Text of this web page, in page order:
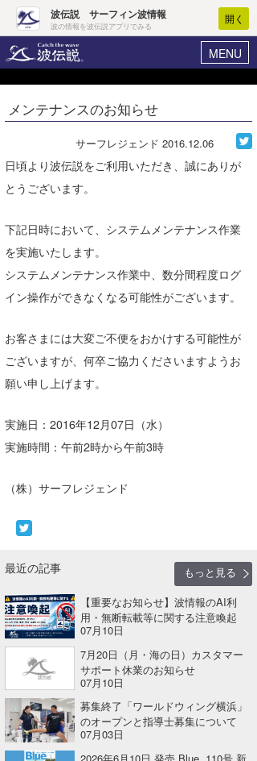
波伝説 サーフィン波情報
波の情報を波伝説アプリでみる
開く
MENU
ヘルプ マイホーム
ログイン
新規会員登録
波情報･概況
気象情報
ニュース
会員メニュー
今月のプレゼント
メンテナンスのお知らせ
サーフレジェンド 2016.12.06
日頃より波伝説をご利用いただき、誠にありが
とうございます。
下記日時において、システムメンテナンス作業
を実施いたします。
システムメンテナンス作業中、数分間程度ログ
イン操作ができなくなる可能性がございます。
お客さまには大変ご不便をおかけする可能性が
ございますが、何卒ご協力くださいますようお
願い申し上げます。
実施日：2016年12月07日（水）
実施時間：午前2時から午前3時
（株）サーフレジェンド
最近の記事
もっと見る
【重要なお知らせ】波情報のAI利
用・無断転載等に関する注意喚起
07月10日
7月20日（月・海の日）カスタマー
サポート休業のお知らせ
07月10日
募集終了「ワールドウィング横浜」
のオープンと指導士募集について
07月03日
Core Surf Japan
コンテスト
ファッション/グッズ
トラベル
ショップ情報
ショップ情報
伊豆
沖縄
ウラナミ
お知らせ
ルール＆How to
サーファーズ
ライター/寄稿メディア
Core Surf Japan